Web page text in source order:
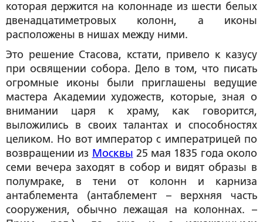
которая держится на колоннаде из шести белых
двенадцатиметровых колонн, а иконы
расположены в нишах между ними.
Это решение Стасова, кстати, привело к казусу
при освящении собора. Дело в том, что писать
огромные иконы были приглашены ведущие
мастера Академии художеств, которые, зная о
внимании царя к храму, как говорится,
выложились в своих талантах и способностях
целиком. Но вот император с императрицей по
возвращении из Москвы 25 мая 1835 года около
семи вечера заходят в собор и видят образы в
полумраке, в тени от колонн и карниза
антаблемента (антаблемент – верхняя часть
сооружения, обычно лежащая на колоннах. –